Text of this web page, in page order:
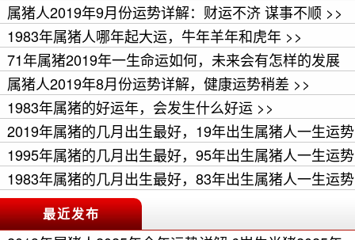
属猪人2019年9月份运势详解：财运不济 谋事不顺 >>
1983年属猪人哪年起大运，牛年羊年和虎年 >>
71年属猪2019年一生命运如何，未来会有怎样的发展
>>
属猪人2019年8月份运势详解，健康运势稍差 >>
1983年属猪的好运年，会发生什么好运 >>
2019年属猪的几月出生最好，19年出生属猪人一生运势
如何 >>
1995年属猪的几月出生最好，95年出生属猪人一生运势
如何 >>
1983年属猪的几月出生最好，83年出生属猪人一生运势
如何 >>
最近发布